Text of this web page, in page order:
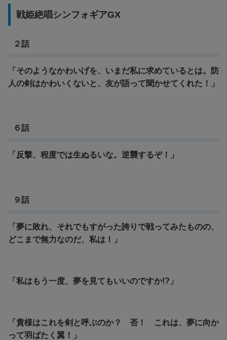
戦姫絶唱シンフォギアGX
２話
「そのようなかわいげを、いまだ私に求めているとは。
防
人の剣はかわいくないと、友が語って聞かせてくれた！」
６話
「反撃、程度では生ぬるいな。逆襲するぞ！」
９話
「夢に敗れ、それでもすがった誇りで戦ってみたものの、
どこまで無力なのだ、私は！」
「私はもう一度、夢を見てもいいのですか!?」
「貴様はこれを剣と呼ぶのか？ 否！ これは、夢に向か
って羽ばたく翼！」